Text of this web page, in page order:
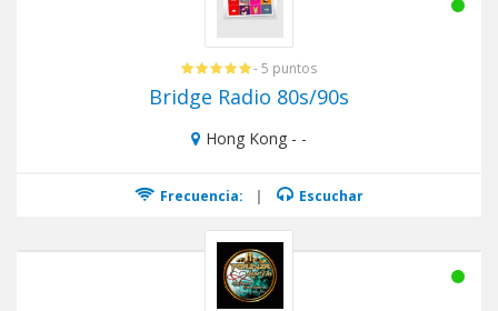
- 5 puntos
Bridge Radio 80s/90s
Hong Kong - -
Frecuencia: | Escuchar